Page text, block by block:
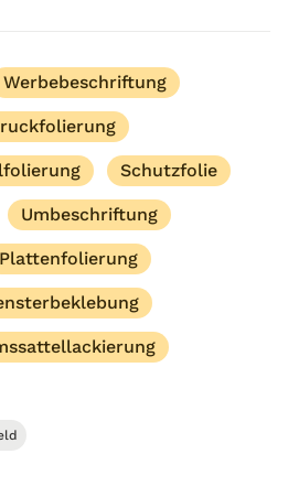
Werbebeschriftung
Schutzfolie
Umbeschriftung
Plattenfolierung